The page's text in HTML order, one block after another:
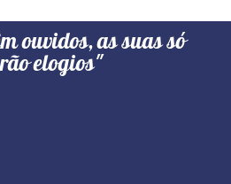
ouvidos, as suas só
elogios"